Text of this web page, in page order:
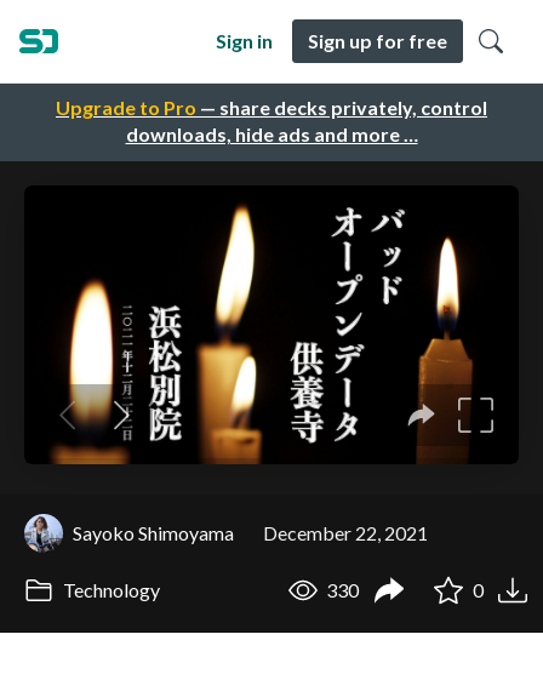
Upgrade to Pro — share decks privately, control
downloads, hide ads and more …
Sign in Sign up for free
Sayoko Shimoyama December 22, 2021
Technology 330 0